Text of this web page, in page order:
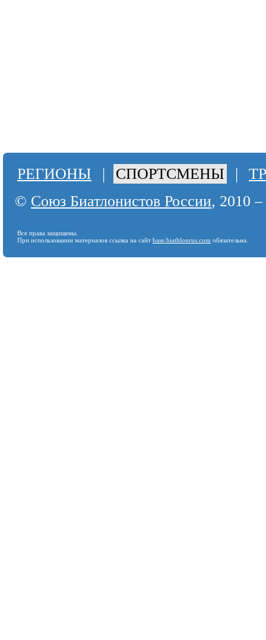
РЕГИОНЫ | СПОРТСМЕНЫ |
© Союз Биатлонистов России, 2010
Все права защищены.
При использовании материалов ссылка на сайт base.biathlonrus.com обязательна.